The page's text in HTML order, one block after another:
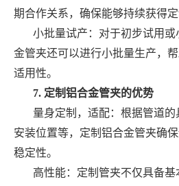
期合作关系，确保能够持续获得
小批量试产：对于初步试用
金管夹还可以进行小批量生产，
适用性。
7. 定制铝合金管夹的优势
量身定制，适配：根据管道的
安装位置等，定制铝合金管夹确
稳定性。
高性能：定制管夹不仅具备